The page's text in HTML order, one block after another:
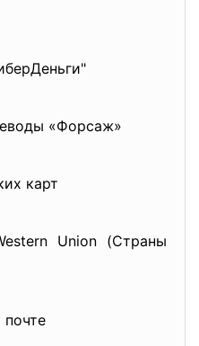
«Форсаж»
карт
Union (Страны